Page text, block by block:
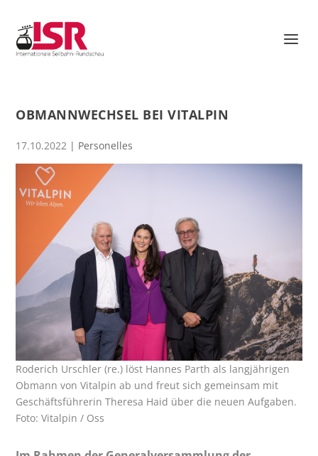
OBMANNWECHSEL BEI VITALPIN
17.10.2022 | Personelles
Roderich Urschler (re.) löst Hannes Parth als langjährigen
Obmann von Vitalpin ab und freut sich gemeinsam mit
Geschäftsführerin Theresa Haid über die neuen Aufgaben.
Foto: Vitalpin / Oss